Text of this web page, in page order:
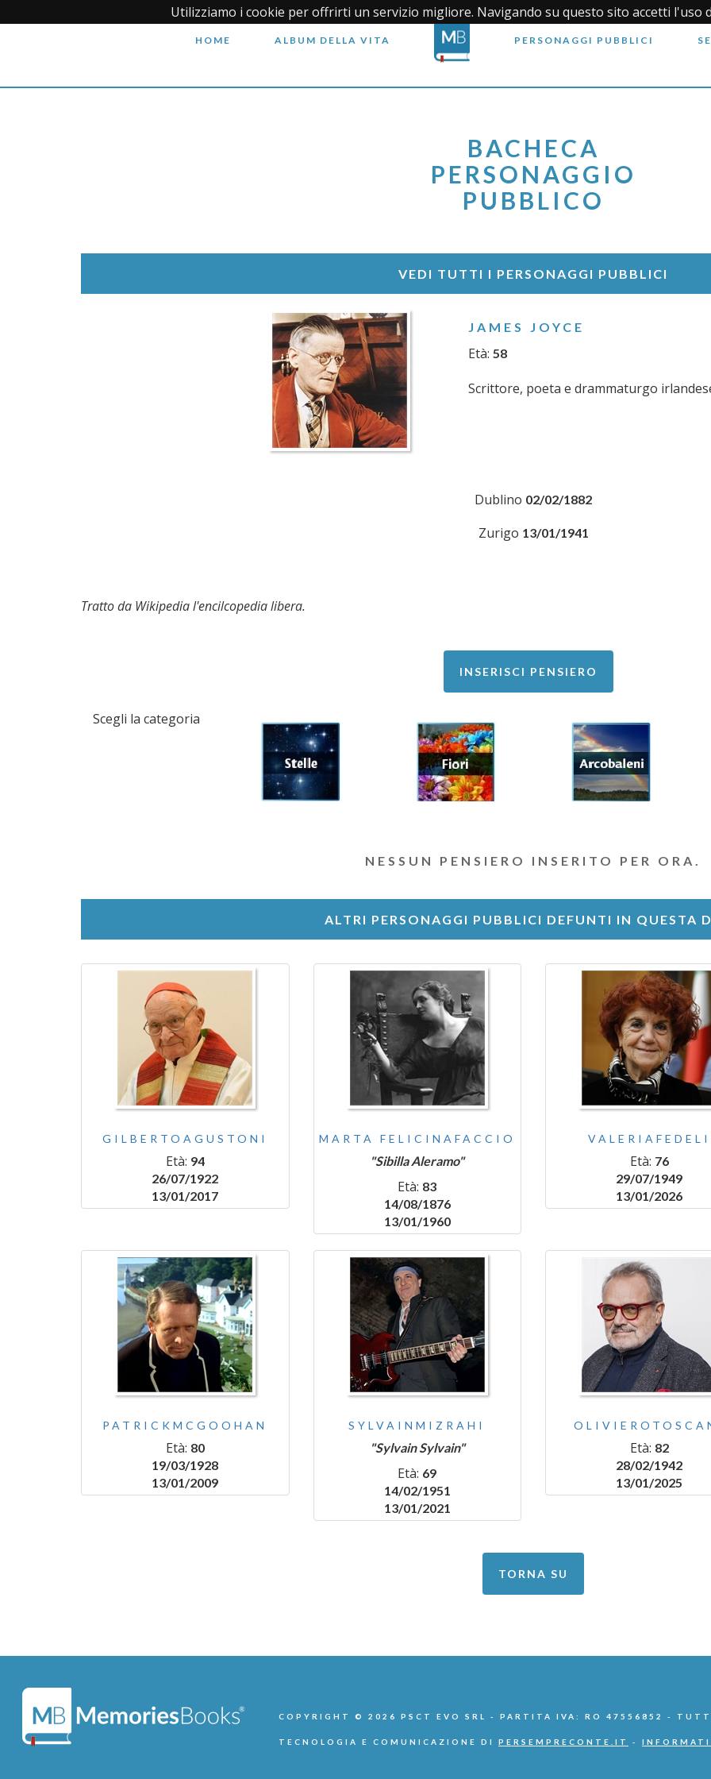
Utilizziamo i cookie per offrirti un servizio migliore. Navigando su questo sito accetti l'uso
HOME ALBUM DELLA VITA PERSONAGGI PUBBLICI
BACHECA
PERSONAGGIO
PUBBLICO
VEDI TUTTI I PERSONAGGI PUBBLICI
JAMES JOYCE
Età: 58
Scrittore, poeta e drammaturgo
Dublino 02/02/1882
Zurigo 13/01/1941
Tratto da Wikipedia l'encilcopedia libera.
INSERISCI PENSIERO
Scegli la categoria
NESSUN PENSIERO INSERITO PER ORA.
ALTRI PERSONAGGI PUBBLICI DEFUNTI IN QUESTA
GILBERTOAGUSTONI
Età: 94
26/07/1922
13/01/2017
MARTA FELICINAFACCIO
"Sibilla Aleramo"
Età: 83
14/08/1876
13/01/1960
VALERIAFEDELI
Età: 76
29/07/1949
13/01/2026
PATRICKMCGOOHAN
Età: 80
19/03/1928
13/01/2009
SYLVAINMIZRAHI
"Sylvain Sylvain"
Età: 69
14/02/1951
13/01/2021
Età: 82
28/02/1942
13/01/2025
TORNA SU
COPYRIGHT © 2026 PSCT EVO SRL - PARTITA IVA: RO 47556852 -
TECNOLOGIA E COMUNICAZIONE DI PERSEMPRECONTE.IT -